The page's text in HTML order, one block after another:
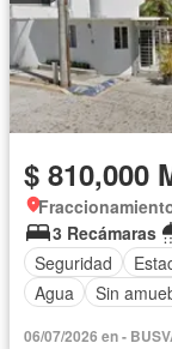
$ 810,000
3 Recámaras
Seguridad
Agua
Sin
06/07/2026 en -